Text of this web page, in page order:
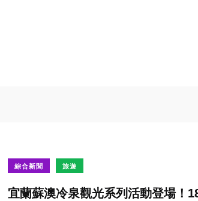
綜合新聞 旅遊
宜蘭蘇澳冷泉觀光系列活動登場！